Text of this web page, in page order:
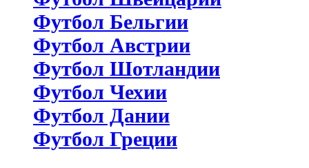
Футбол Бельгии
Футбол Австрии
Футбол Шотландии
Футбол Чехии
Футбол Дании
Футбол Греции